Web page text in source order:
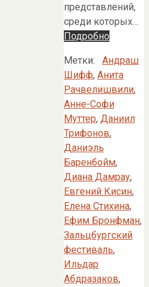
представлений,
среди которых…
Подробно
Метки:
Андраш
Шифф, Анита
Рачвелишвили,
Анне-Софи
Муттер, Даниил
Трифонов,
Даниэль
Баренбойм,
Диана Дамрау,
Евгений Кисин,
Елена Стихина,
Ефим Бронфман,
Зальцбургский
фестиваль,
Ильдар
Абдразаков,